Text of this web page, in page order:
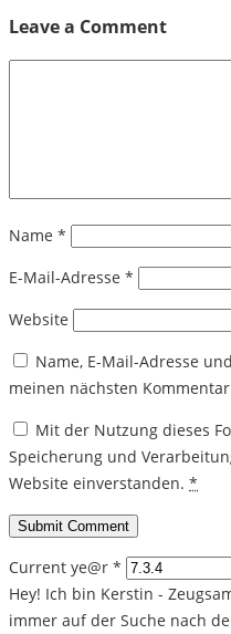
Leave a Comment
Name *
E-Mail-Adresse *
Website
Name, E-Mail-Adresse
meinen nächsten
Mit der Nutzung dieses
Speicherung und
Website einverstanden. *
Current ye@r *
Hey! Ich bin Kerstin -
immer auf der Suche nach